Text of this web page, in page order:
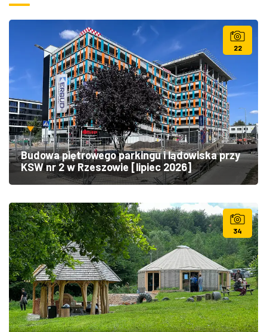
22
Budowa piętrowego parkingu i lądowiska przy
KSW nr 2 w Rzeszowie [lipiec 2026]
34